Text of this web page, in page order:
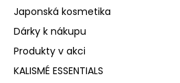
Japonská kosmetika
Dárky k nákupu
Produkty v akci
KALISMÉ ESSENTIALS